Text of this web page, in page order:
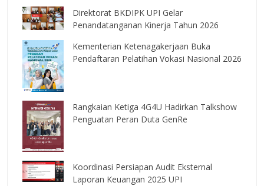
Direktorat BKDIPK UPI Gelar
Penandatanganan Kinerja Tahun 2026
Kementerian Ketenagakerjaan Buka
Pendaftaran Pelatihan Vokasi Nasional 2026
Rangkaian Ketiga 4G4U Hadirkan Talkshow
Penguatan Peran Duta GenRe
Koordinasi Persiapan Audit Eksternal
Laporan Keuangan 2025 UPI